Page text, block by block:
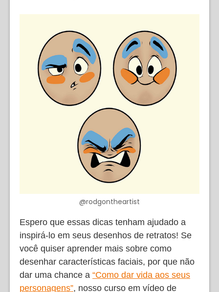
@rodgontheartist
Espero que essas dicas tenham ajudado a
inspirá-lo em seus desenhos de retratos! Se
você quiser aprender mais sobre como
desenhar características faciais, por que não
dar uma chance a “Como dar vida aos seus
personagens”, nosso curso em vídeo de